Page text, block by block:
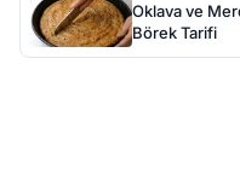
Oklava ve
Börek Tarifi